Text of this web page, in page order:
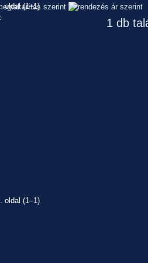
oldal (1–1)
1 db
oldal (1–1)